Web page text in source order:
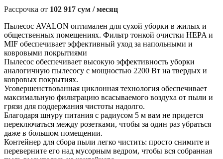
Рассрочка от 102 917 сум / месяц
Пылесос AVALON оптимален для сухой уборки в жилых и
общественных помещениях. Фильтр тонкой очистки HEPA и
MIF обеспечивает эффективный уход за напольными и
ковровыми покрытиями
Пылесос обеспечивает высокую эффективность уборки
аналогичную пылесосу с мощностью 2200 Вт на твердых и
ковровых покрытиях.
Усовершенствованная циклонная технология обеспечивает
максимальную фильтрацию всасываемого воздуха от пыли и
грязи для поддержания чистоты надолго.
Благодаря шнуру питания с радиусом 5 м вам не придется
переключаться между розетками, чтобы за один раз убраться
даже в большом помещении.
Контейнер для сбора пыли легко чистить: просто снимите и
переверните его над мусорным ведром, чтобы вся собранная